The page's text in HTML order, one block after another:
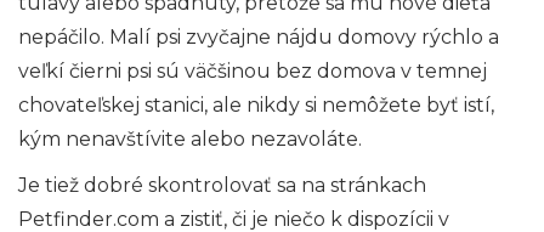
nepáčilo. Malí psi zvyčajne nájdu domovy rýchlo a
veľkí čierni psi sú väčšinou bez domova v temnej
chovateľskej stanici, ale nikdy si nemôžete byť istí,
kým nenavštívite alebo nezavoláte.
Je tiež dobré skontrolovať sa na stránkach
Petfinder.com a zistiť, či je niečo k dispozícii v